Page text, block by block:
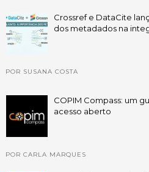
Crossref e DataCite
dos metadados na
POR SUSANA COSTA
COPIM Compass: um
acesso aberto
POR CARLA MARQUES